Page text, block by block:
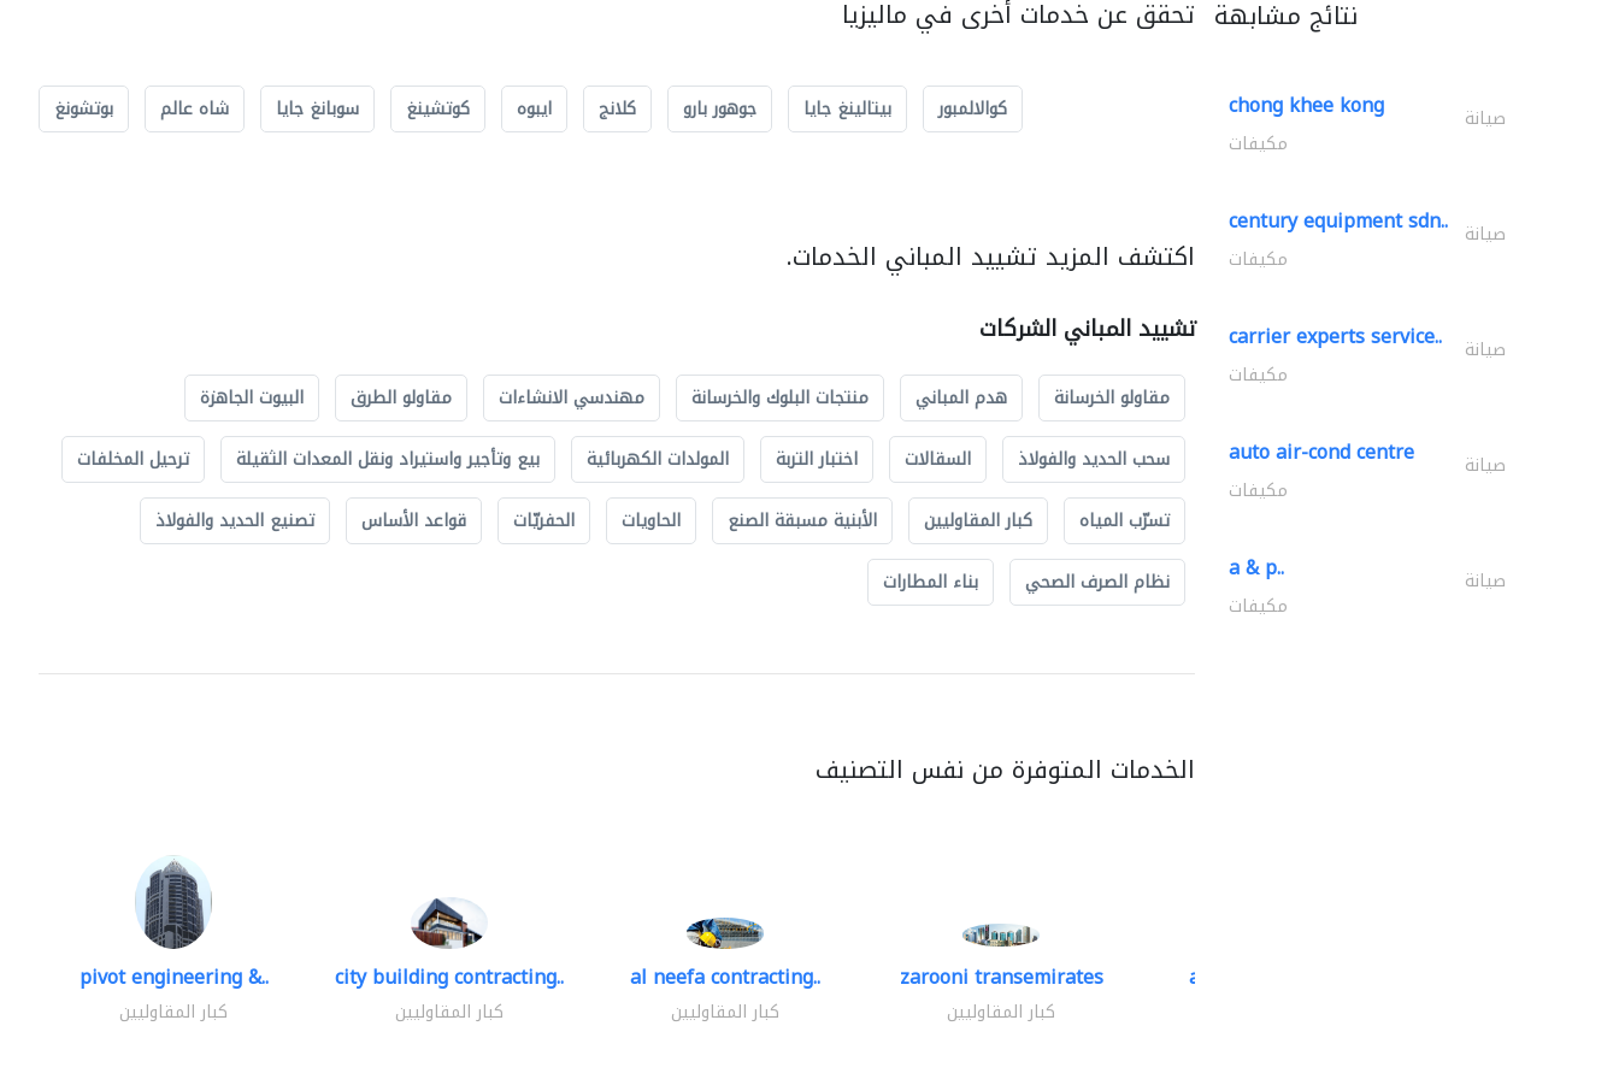
تحقق عن خدمات أخرى في ماليزيا
كوالالمبور بيتالينغ جايا جوهور بارو كلانج ايبوه كوتشينغ سوبانغ جايا شاه عالم بوتشونغ
اكتشف المزيد تشييد المباني الخدمات.
تشييد المباني الشركات
مقاولو الخرسانة هدم المباني منتجات البلوك والخرسانة مهندسي الانشاءات مقاولو الطرق
البيوت الجاهزة
سحب الحديد والفولاذ
السقالات اختبار التربة المولدات الكهربائية بيع وتأجير واستيراد ونقل المعدات الثقيلة
ترحيل المخلفات
تسرّب المياه
كبار المقاوليين الأبنية مسبقة الصنع الحاويات الحفريّات قواعد الأساس
تصنيع الحديد والفولاذ
نظام الصرف الصحي
بناء المطارات
الخدمات المتوفرة من نفس التصنيف
pivot engineering &..
كبار المقاوليين
city building contracting..
كبار المقاوليين
al neefa contracting..
كبار المقاوليين
zarooni transemirates
كبار المقاوليين
accurate bldh cont..
نتائج مشابهة
chong khee kong صيانة
مكيفات
century equipment sdn.. صيانة
مكيفات
carrier experts service.. صيانة
مكيفات
auto air-cond centre صيانة
مكيفات
a & p.. صيانة
مكيفات